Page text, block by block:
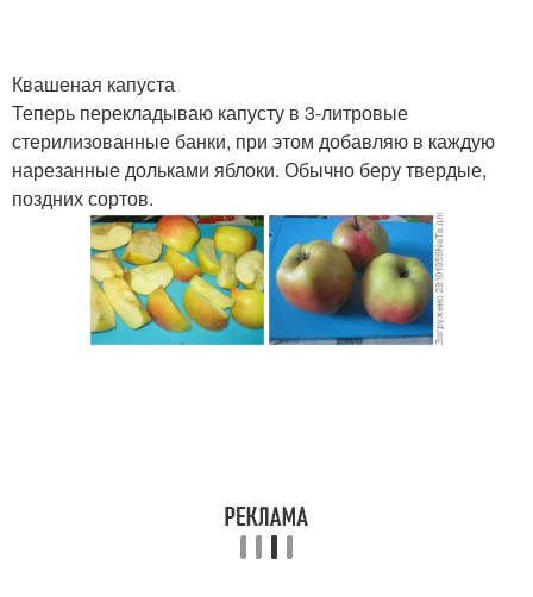
Квашеная капуста
Теперь перекладываю капусту в 3-литровые
стерилизованные банки, при этом добавляю в каждую
нарезанные дольками яблоки. Обычно беру твердые,
поздних сортов.